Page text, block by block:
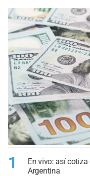
1
En vivo: así cotiza
Argentina